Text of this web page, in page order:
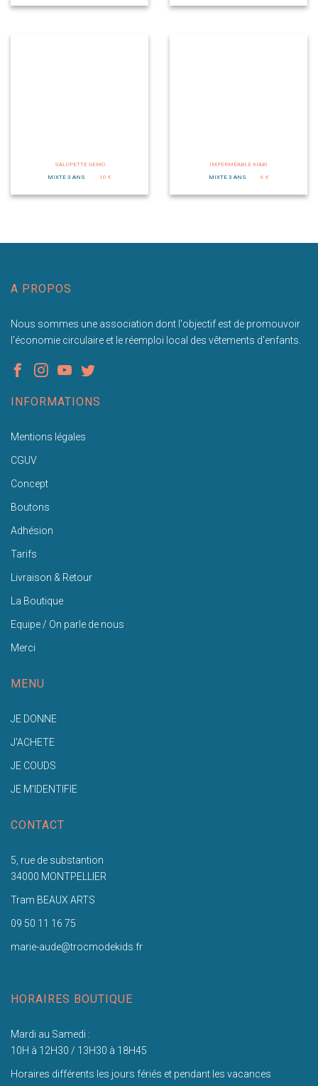
SALOPETTE GEMO
MIXTE 3 ANS
10 €
IMPERMÉABLE KIABI
MIXTE 3 ANS
6 €
A PROPOS
Nous sommes une association dont l'objectif est de promouvoir
l'économie circulaire et le réemploi local des vêtements d'enfants.
INFORMATIONS
Mentions légales
CGUV
Concept
Boutons
Adhésion
Tarifs
Livraison & Retour
La Boutique
Equipe / On parle de nous
Merci
MENU
JE DONNE
J'ACHETE
JE COUDS
JE M'IDENTIFIE
CONTACT
5, rue de substantion
34000 MONTPELLIER
Tram BEAUX ARTS
09 50 11 16 75
marie-aude@trocmodekids.fr
HORAIRES BOUTIQUE
Mardi au Samedi :
10H à 12H30 / 13H30 à 18H45
Horaires différents les jours fériés et pendant les vacances